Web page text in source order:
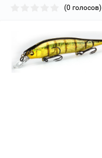
(0 голосов)